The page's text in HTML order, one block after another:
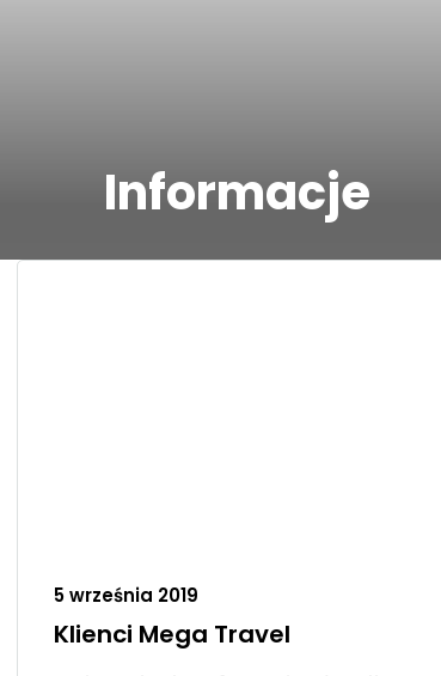
Informacje
5 września 2019
Klienci Mega Travel